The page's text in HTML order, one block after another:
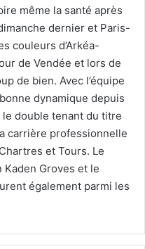
même la santé après
dernier et Paris-
couleurs d’Arkéa-
de Vendée et lors de
de bien. Avec l’équipe
dynamique depuis
double tenant du titre
carrière professionnelle
et Tours. Le
Kaden Groves et le
également parmi les